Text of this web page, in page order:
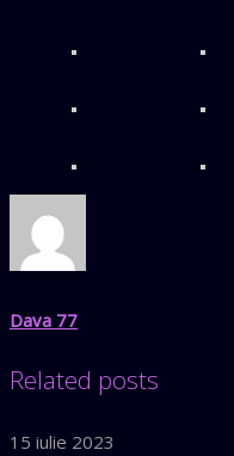
Dava 77
Related posts
15 iulie 2023